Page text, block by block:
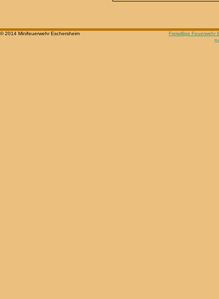
© 2014 Minifeuerwehr Eschersheim
Freiwillige Feuerwehr